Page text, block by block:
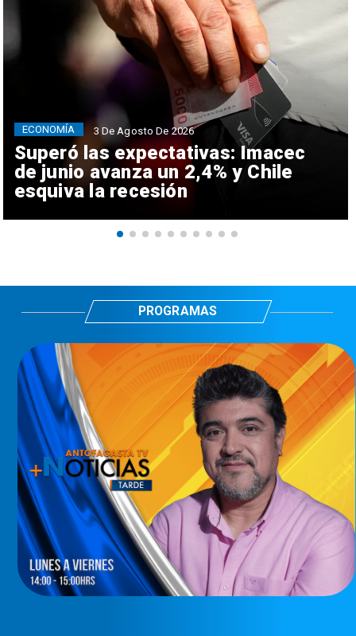
Superó las expectativas: Imacec
de junio avanza un 2,4% y Chile
esquiva la recesión
ECONOMÍA 3 De Agosto De 2026
PROGRAMAS